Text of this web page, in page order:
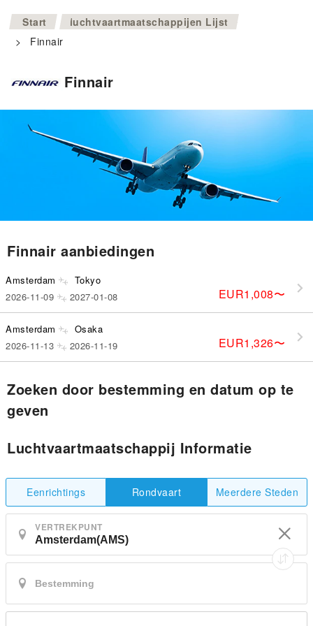
Start >
luchtvaartmaatschappijen Lijst
>
Finnair
Finnair
Finnair aanbiedingen
Amsterdam Tokyo
EUR1,008〜
2026-11-09 2027-01-08
Amsterdam Osaka
EUR1,326〜
2026-11-13 2026-11-19
Zoeken door bestemming en datum op te
geven
Luchtvaartmaatschappij Informatie
Eenrichtings Rondvaart Meerdere Steden
VERTREKPUNT